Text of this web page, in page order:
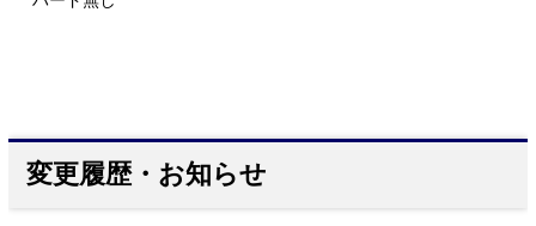
変更履歴・お知らせ